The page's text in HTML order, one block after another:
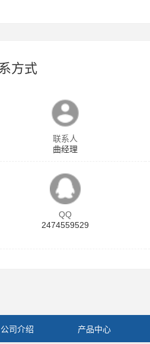
方式
联系人
曲经理
QQ
2474559529
公司介绍 产品中心